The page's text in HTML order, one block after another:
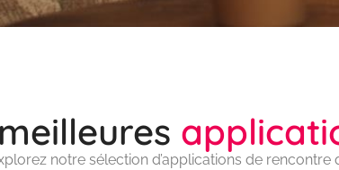
notre sélection d’applications de